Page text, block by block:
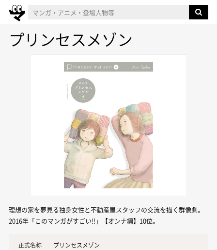
プリンセスメゾン
理想の家を夢見る独身女性と不動産屋スタッフの交流を描く群像劇。
2016年「このマンガがすごい!!」【オンナ編】10位。
正式名称
プリンセスメゾン